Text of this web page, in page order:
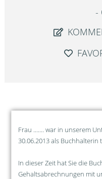
Frau ....... war in unserem
30.06.2013 als Buchhalterin
In dieser Zeit hat Sie die
Gehaltsabrechnungen mit